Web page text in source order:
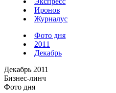
Иронов
Журналус
Фото дня
2011
Декабрь
Декабрь 2011
Бизнес-линч
Фото дня